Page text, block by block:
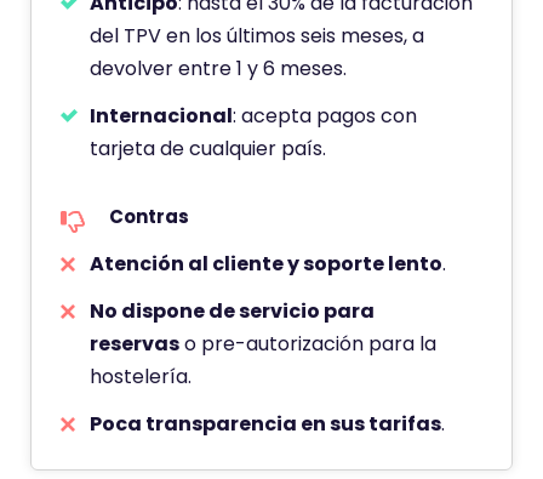
del TPV en los últimos seis meses, a
devolver entre 1 y 6 meses.
Internacional: acepta pagos con
tarjeta de cualquier país.
Contras
Atención al cliente y soporte lento.
No dispone de servicio para
reservaso pre-autorización para la
hostelería.
Poca transparencia en sus tarifas.